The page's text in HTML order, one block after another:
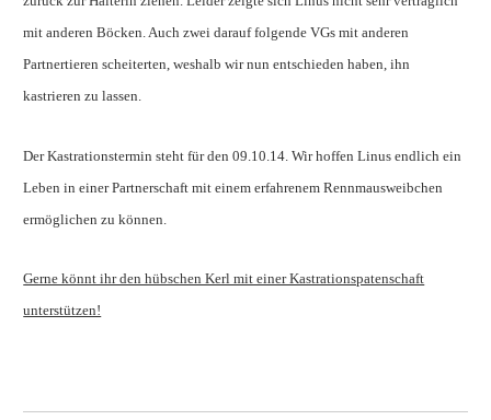
mit anderen Böcken. Auch zwei darauf folgende VGs mit anderen
Partnertieren scheiterten, weshalb wir nun entschieden haben, ihn
kastrieren zu lassen.
Der Kastrationstermin steht für den 09.10.14. Wir hoffen Linus endlich ein
Leben in einer Partnerschaft mit einem erfahrenem Rennmausweibchen
ermöglichen zu können.
Gerne könnt ihr den hübschen Kerl mit einer Kastrationspatenschaft
unterstützen!